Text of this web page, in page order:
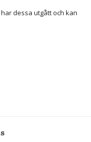
dessa utgått och kan